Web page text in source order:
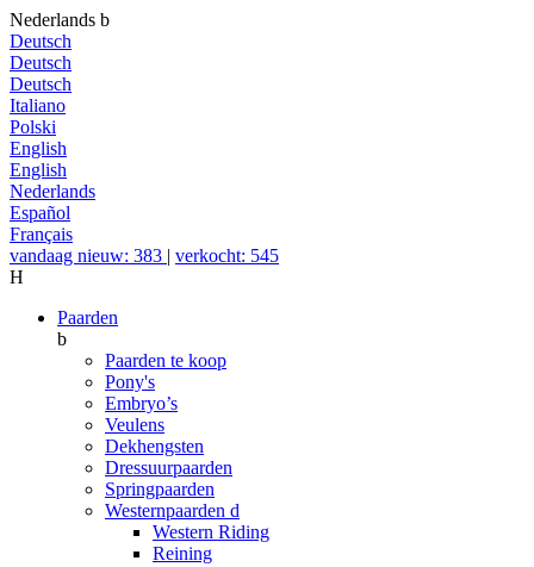
Nederlands b
Deutsch
Deutsch
Deutsch
Italiano
Polski
English
English
Nederlands
Español
Français
vandaag nieuw: 383 | verkocht: 545
H
Paarden
b
Paarden te koop
Pony's
Embryo’s
Veulens
Dekhengsten
Dressuurpaarden
Springpaarden
Westernpaarden d
Western Riding
Reining